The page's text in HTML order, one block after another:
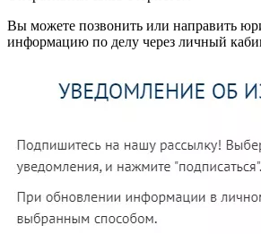
Вы можете позвонить или направить
информацию по делу через личный